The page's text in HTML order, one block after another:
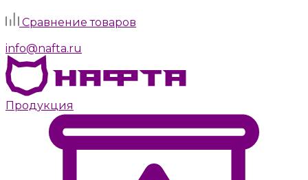
Сравнение товаров
info@nafta.ru
Продукция